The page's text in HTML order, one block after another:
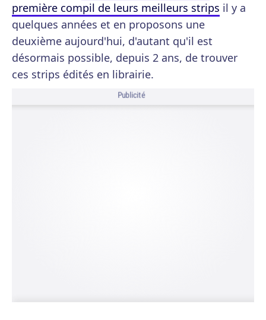
première compil de leurs meilleurs strips il y a
quelques années et en proposons une
deuxième aujourd'hui, d'autant qu'il est
désormais possible, depuis 2 ans, de trouver
ces strips édités en librairie.
Publicité